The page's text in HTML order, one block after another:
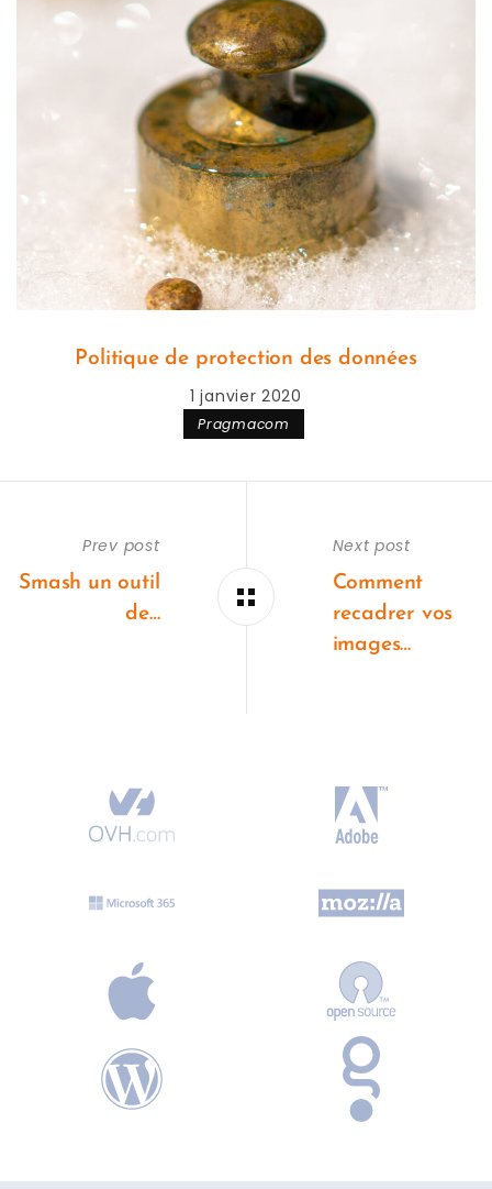
Politique de protection des données
1 janvier 2020
Pragmacom
Prev post
Smash un outil
de…
Next post
Comment
recadrer vos
images…